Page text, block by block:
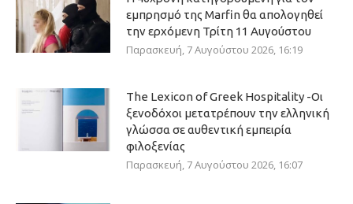
εμπρησμό της Marfin θα απολογηθεί
την ερχόμενη Τρίτη 11 Αυγούστου
Παρασκευή, 7 Αυγούστου 2026, 16:19
The Lexicon of Greek Hospitality -Οι
ξενοδόχοι μετατρέπουν την ελληνική
γλώσσα σε αυθεντική εμπειρία
φιλοξενίας
Παρασκευή, 7 Αυγούστου 2026, 16:07